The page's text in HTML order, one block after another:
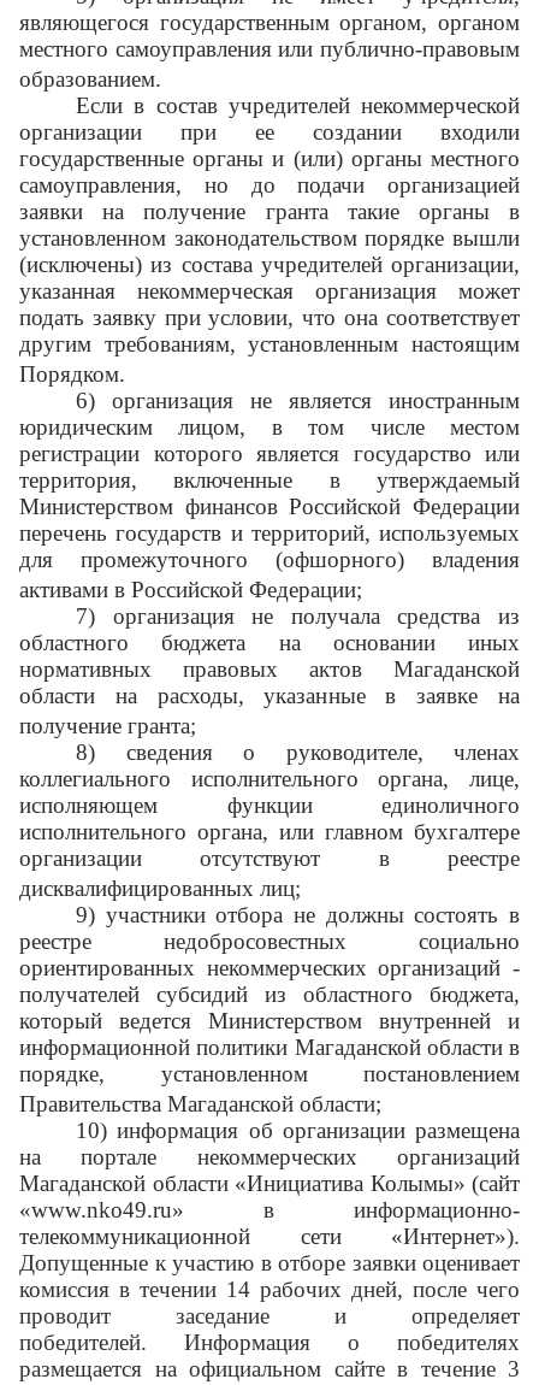
являющегося государственным органом, органом
местного самоуправления или публично-правовым
образованием.
Если в состав учредителей некоммерческой
организации при ее создании входили
государственные органы и (или) органы местного
самоуправления, но до подачи организацией
заявки на получение гранта такие органы в
установленном законодательством порядке вышли
(исключены) из состава учредителей организации,
указанная некоммерческая организация может
подать заявку при условии, что она соответствует
другим требованиям, установленным настоящим
Порядком.
6) организация не является иностранным
юридическим лицом, в том числе местом
регистрации которого является государство или
территория, включенные в утверждаемый
Министерством финансов Российской Федерации
перечень государств и территорий, используемых
для промежуточного (офшорного) владения
активами в Российской Федерации;
7) организация не получала средства из
областного бюджета на основании иных
нормативных правовых актов Магаданской
области на расходы, указанные в заявке на
получение гранта;
8) сведения о руководителе, членах
коллегиального исполнительного органа, лице,
исполняющем функции единоличного
исполнительного органа, или главном бухгалтере
организации отсутствуют в реестре
дисквалифицированных лиц;
9) участники отбора не должны состоять в
реестре недобросовестных социально
ориентированных некоммерческих организаций -
получателей субсидий из областного бюджета,
который ведется Министерством внутренней и
информационной политики Магаданской области в
порядке, установленном постановлением
Правительства Магаданской области;
10) информация об организации размещена
на портале некоммерческих организаций
Магаданской области «Инициатива Колымы» (сайт
«www.nko49.ru» в информационно-
телекоммуникационной сети «Интернет»).
Допущенные к участию в отборе заявки оценивает
комиссия в течении 14 рабочих дней, после чего
проводит заседание и определяет
победителей. Информация о победителях
размещается на официальном сайте в течение 3